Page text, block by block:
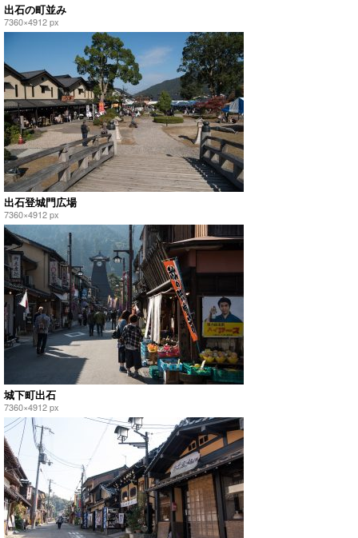
出石の町並み
7360×4912 px
出石登城門広場
7360×4912 px
城下町出石
7360×4912 px